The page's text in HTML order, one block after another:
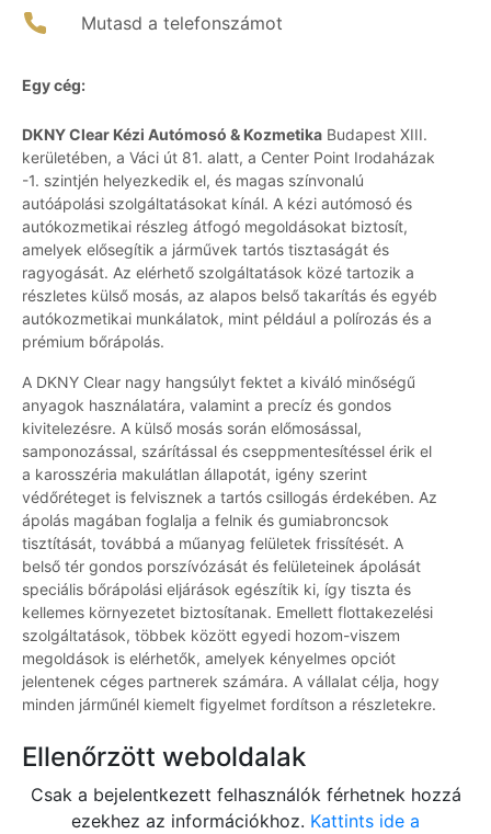
Mutasd a telefonszámot
Egy cég:
DKNY Clear Kézi Autómosó & Kozmetika Budapest XIII.
kerületében, a Váci út 81. alatt, a Center Point Irodaházak
-1. szintjén helyezkedik el, és magas színvonalú
autóápolási szolgáltatásokat kínál. A kézi autómosó és
autókozmetikai részleg átfogó megoldásokat biztosít,
amelyek elősegítik a járművek tartós tisztaságát és
ragyogását. Az elérhető szolgáltatások közé tartozik a
részletes külső mosás, az alapos belső takarítás és egyéb
autókozmetikai munkálatok, mint például a polírozás és a
prémium bőrápolás.
A DKNY Clear nagy hangsúlyt fektet a kiváló minőségű
anyagok használatára, valamint a precíz és gondos
kivitelezésre. A külső mosás során előmosással,
samponozással, szárítással és cseppmentesítéssel érik el
a karosszéria makulátlan állapotát, igény szerint
védőréteget is felvisznek a tartós csillogás érdekében. Az
ápolás magában foglalja a felnik és gumiabroncsok
tisztítását, továbbá a műanyag felületek frissítését. A
belső tér gondos porszívózását és felületeinek ápolását
speciális bőrápolási eljárások egészítik ki, így tiszta és
kellemes környezetet biztosítanak. Emellett flottakezelési
szolgáltatások, többek között egyedi hozom-viszem
megoldások is elérhetők, amelyek kényelmes opciót
jelentenek céges partnerek számára. A vállalat célja, hogy
minden járműnél kiemelt figyelmet fordítson a részletekre.
Ellenőrzött weboldalak
Csak a bejelentkezett felhasználók férhetnek hozzá
ezekhez az információkhoz. Kattints ide a